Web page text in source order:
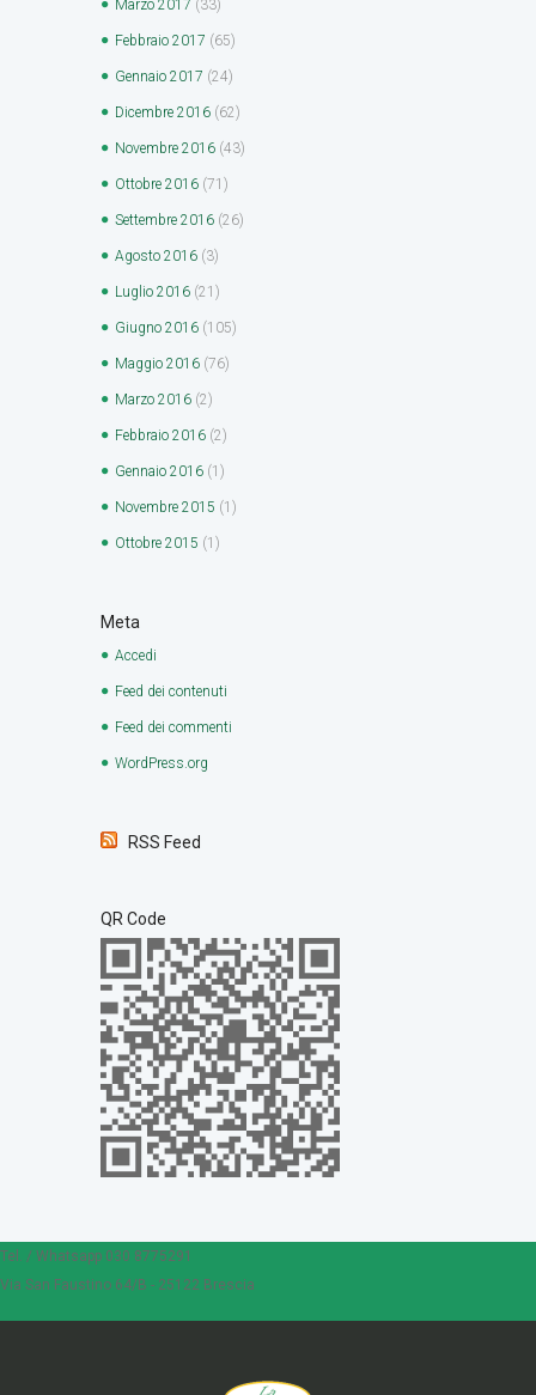
Marzo 2017 (33)
Febbraio 2017 (65)
Gennaio 2017 (24)
Dicembre 2016 (62)
Novembre 2016 (43)
Ottobre 2016 (71)
Settembre 2016 (26)
Agosto 2016 (3)
Luglio 2016 (21)
Giugno 2016 (105)
Maggio 2016 (76)
Marzo 2016 (2)
Febbraio 2016 (2)
Gennaio 2016 (1)
Novembre 2015 (1)
Ottobre 2015 (1)
Meta
Accedi
Feed dei contenuti
Feed dei commenti
WordPress.org
RSS Feed
QR Code
Tel. / Whatsapp 030 8775291
Via San Faustino 64/B - 25122 Brescia